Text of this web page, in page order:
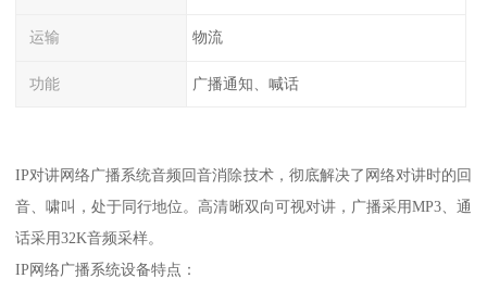
运输 物流
功能 广播通知、喊话
IP对讲网络广播系统音频回音消除技术，彻底解决了网络对讲时的回
音、啸叫，处于同行地位。高清晰双向可视对讲，广播采用MP3、通
话采用32K音频采样。
IP网络广播系统设备特点：